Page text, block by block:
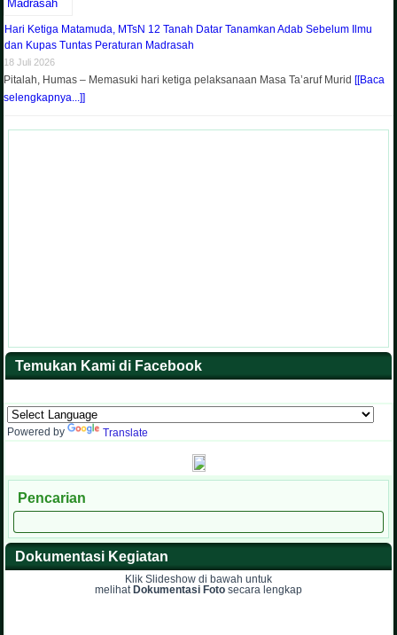
Hari Ketiga Matamuda, MTsN 12 Tanah Datar Tanamkan Adab Sebelum Ilmu
dan Kupas Tuntas Peraturan Madrasah
18 Juli 2026
Pitalah, Humas – Memasuki hari ketiga pelaksanaan Masa Ta’aruf Murid[[Baca
selengkapnya...]]
Temukan Kami di Facebook
Powered by Translate
Pencarian
Dokumentasi Kegiatan
Klik Slideshow di bawah untuk
melihat Dokumentasi Foto secara lengkap